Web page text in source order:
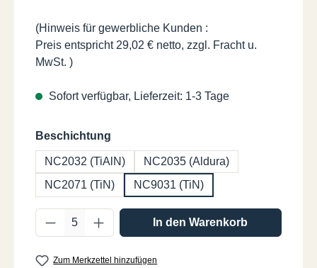
(Hinweis für gewerbliche Kunden :
Preis entspricht 29,02 € netto, zzgl. Fracht u.
MwSt. )
Sofort verfügbar, Lieferzeit: 1-3 Tage
Beschichtung
NC2032 (TiAlN)
NC2035 (Aldura)
NC2071 (TiN)
NC9031 (TiN)
Produkt Anzahl: Gib den gewünschten
In den Warenkorb
Zum Merkzettel hinzufügen